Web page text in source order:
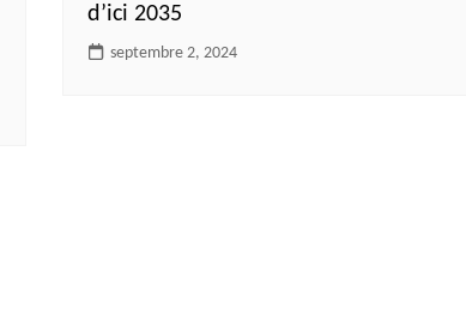
d’ici 2035
septembre 2, 2024